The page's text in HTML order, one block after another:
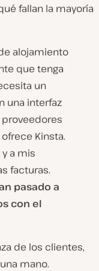
fallan la mayoría
alojamiento
que tenga
un
una interfaz
proveedores
Kinsta.
a mis
facturas.
pasado a
con el
de los clientes,
mano.